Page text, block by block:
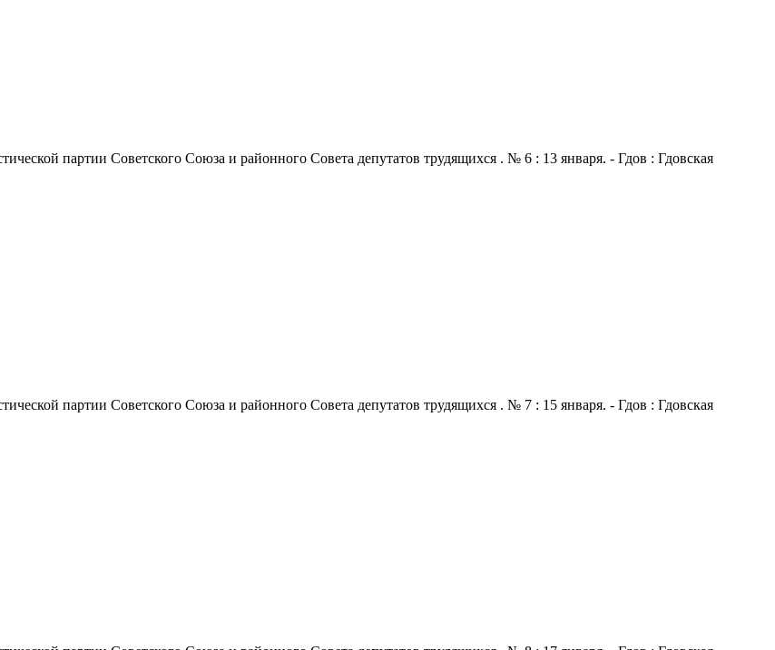
партии Советского Союза и районного Совета депутатов трудящихся . № 6 : 13 января. - Гдов : Гдовская
партии Советского Союза и районного Совета депутатов трудящихся . № 7 : 15 января. - Гдов : Гдовская